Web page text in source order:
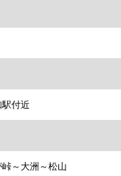
付近
～大洲～松山